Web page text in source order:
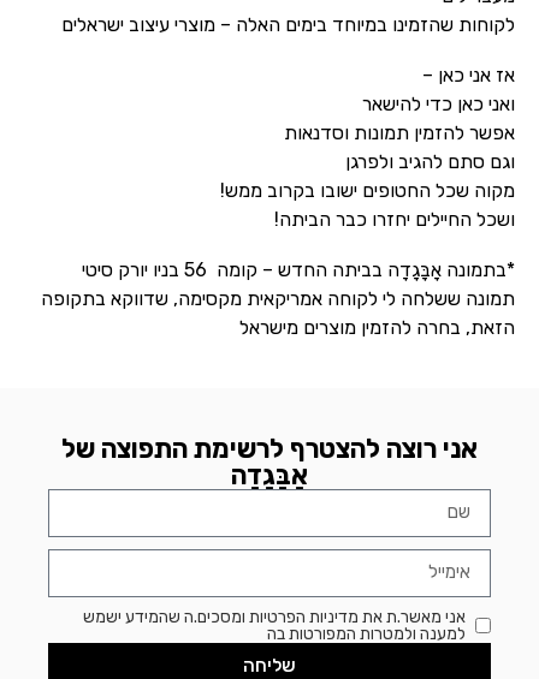
לקוחות שהזמינו במיוחד בימים האלה – מוצרי עיצוב ישראלים
אז אני כאן –
ואני כאן כדי להישאר
אפשר להזמין תמונות וסדנאות
וגם סתם להגיב ולפרגן
מקוה שכל החטופים ישובו בקרוב ממש!
ושכל החיילים יחזרו כבר הביתה!
*בתמונה אָבָּגָדָה בביתה החדש – קומה 56 בניו יורק סיטי
תמונה ששלחה לי לקוחה אמריקאית מקסימה, שדווקא בתקופה
הזאת, בחרה להזמין מוצרים מישראל
אני רוצה להצטרף לרשימת התפוצה של
אָבָּגָדָה
אני מאשר.ת את מדיניות הפרטיות ומסכים.ה שהמידע ישמש
למענה ולמטרות המפורטות בה
שליחה